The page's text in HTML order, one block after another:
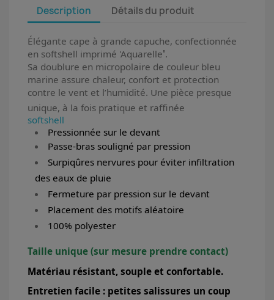
Description Détails du produit
Élégante cape à grande capuche, confectionnée
en softshell imprimé 'Aquarelle'.
Sa doublure en micropolaire de couleur bleu
marine assure chaleur, confort et protection
contre le vent et l’humidité. Une pièce presque
unique, à la fois pratique et raffinée
softshell
Pressionnée sur le devant
Passe-bras souligné par pression
Surpiqûres nervures pour éviter infiltration
des eaux de pluie
Fermeture par pression sur le devant
Placement des motifs aléatoire
100% polyester
Taille unique (sur mesure prendre contact)
Matériau résistant, souple et confortable.
Entretien facile : petites salissures un coup